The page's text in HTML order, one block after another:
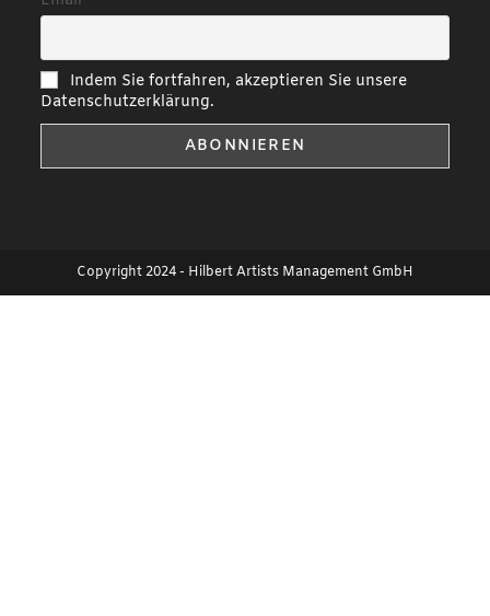
Indem Sie fortfahren, akzeptieren Sie unsere
Datenschutzerklärung.
Copyright 2024 - Hilbert Artists Management GmbH